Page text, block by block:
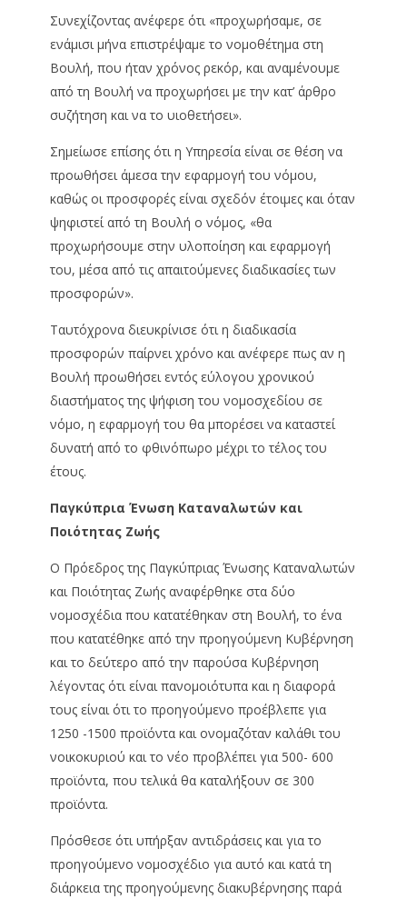
Συνεχίζοντας ανέφερε ότι «προχωρήσαμε, σε
ενάμισι μήνα επιστρέψαμε το νομοθέτημα στη
Βουλή, που ήταν χρόνος ρεκόρ, και αναμένουμε
από τη Βουλή να προχωρήσει με την κατ’ άρθρο
συζήτηση και να το υιοθετήσει».
Σημείωσε επίσης ότι η Υπηρεσία είναι σε θέση να
προωθήσει άμεσα την εφαρμογή του νόμου,
καθώς οι προσφορές είναι σχεδόν έτοιμες και όταν
ψηφιστεί από τη Βουλή ο νόμος, «θα
προχωρήσουμε στην υλοποίηση και εφαρμογή
του, μέσα από τις απαιτούμενες διαδικασίες των
προσφορών».
Ταυτόχρονα διευκρίνισε ότι η διαδικασία
προσφορών παίρνει χρόνο και ανέφερε πως αν η
Βουλή προωθήσει εντός εύλογου χρονικού
διαστήματος της ψήφιση του νομοσχεδίου σε
νόμο, η εφαρμογή του θα μπορέσει να καταστεί
δυνατή από το φθινόπωρο μέχρι το τέλος του
έτους.
Παγκύπρια Ένωση Καταναλωτών και
Ποιότητας Ζωής
Ο Πρόεδρος της Παγκύπριας Ένωσης Καταναλωτών
και Ποιότητας Ζωής αναφέρθηκε στα δύο
νομοσχέδια που κατατέθηκαν στη Βουλή, το ένα
που κατατέθηκε από την προηγούμενη Κυβέρνηση
και το δεύτερο από την παρούσα Κυβέρνηση
λέγοντας ότι είναι πανομοιότυπα και η διαφορά
τους είναι ότι το προηγούμενο προέβλεπε για
1250 -1500 προϊόντα και ονομαζόταν καλάθι του
νοικοκυριού και το νέο προβλέπει για 500- 600
προϊόντα, που τελικά θα καταλήξουν σε 300
προϊόντα.
Πρόσθεσε ότι υπήρξαν αντιδράσεις και για το
προηγούμενο νομοσχέδιο για αυτό και κατά τη
διάρκεια της προηγούμενης διακυβέρνησης παρά